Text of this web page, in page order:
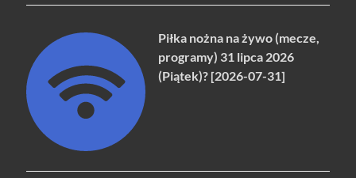
Piłka nożna na żywo (mecze,
programy) 31 lipca 2026
(Piątek)? [2026-07-31]